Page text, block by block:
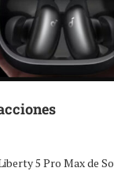
5 Pro Max de